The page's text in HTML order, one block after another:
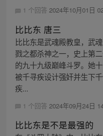
1 个回答 2024年10月01日
比比东 唐三
比比东是武魂殿教皇，武
戮之都杀神之一，史上第
的九十九级巅峰斗罗。她
被千寻疾设计强奸并生下
疾...
1 个回答 2024年09月24日
比比东是不是最强的